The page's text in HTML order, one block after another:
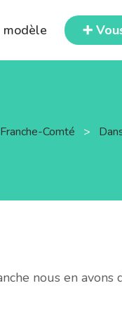
modèle ➕
Comté >
nous en